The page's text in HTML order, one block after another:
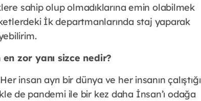
sahip olup olmadıklarına emin olabilmek
İk departmanlarında staj yaparak
zor yanı sizce nedir?
insan ayrı bir dünya ve her insanın çalıştığı
de pandemi ile bir kez daha İnsan’ı odağa